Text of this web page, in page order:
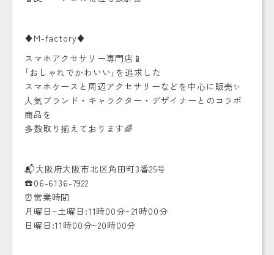
♦️M-factory♦️
スマホアクセサリー専門店📱
｢おしゃれでかわいい｣を追求した
スマホケースと周辺アクセサリーなどを中心に販売✨
人気ブランド・キャラクター・デザイナーとのコラボ
商品を
多数取り揃えております🌈
📬大阪府大阪市北区角田町3番25号
☎️06-6136-7922
⏰営業時間
月曜日~土曜日:11時00分~21時00分
日曜日:11時00分~20時00分